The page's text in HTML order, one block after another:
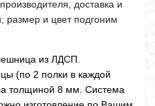
доставка и
размер и цвет подгоним
из ЛДСП.
(по 2 полки в каждой
толщиной 8 мм. Система